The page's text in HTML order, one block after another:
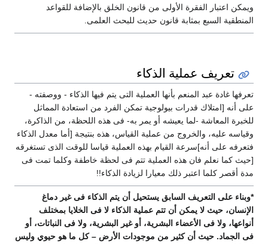
ويمكن اعتبار الفقرة الأولى من قانون الخلق بالإضافة للقواعد
المنطقية السبع بمثابة قانون حديث للبحث العلمى.
تعريف عملية الذكاء
تعرفها غادة عبد المنعم بأنها العملية التى يتم فيها الذكاء - ووصفته -
على أنه [امتلاك قدرات بيولوجية تمكن الفرد من استعادة المماثل
للخبرة المعاشة -لما يعيشه أو يمر به- فى هذه اللحظة، من الذاكرة،
وقياسه عليه، والخروج من عملية القياس، هذه بنتيجة [أما معدل الذكاء
فتعرفه على أنه]سرعة القيام بهذه العملية قياسا للوقت الذى تستغرقه
[حيث كما نعلم فان هذه العملية تتم فى لحظة خاطفة وكلما تمت فى
مدة أقصر كلما اعتبر ذلك معيارا لزيادة الذكاء!!
*وبناء على التعريف السابق يستحيل أن يتم الذكاء فى غير دماغ
الإنسان، حيث لا يمكن أن تتم عملية الذكاء لا فى الخلايا بمختلف
أنواعها، ولا فى الأعضاء البشرية، أو غير البشرية، ولا فى النباتات، أو
فى الجماد. حيث أن كثير من موجودات الأرض – كل ما هو حيوي وليس